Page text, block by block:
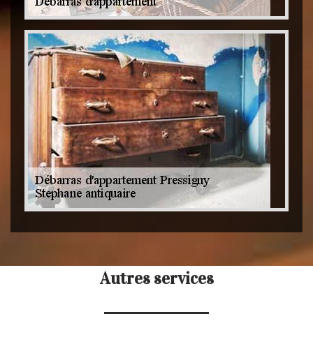
Autres services